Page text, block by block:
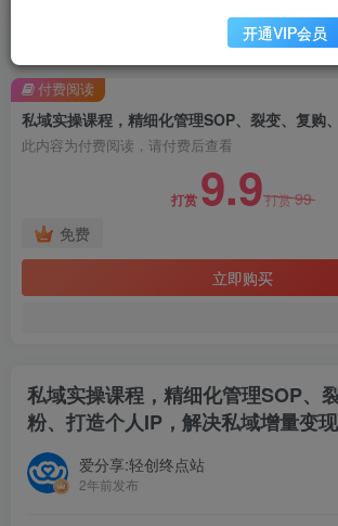
此内容为付费阅读，请付费后查看
打赏 9.9打赏99
免费
立即购买
付费阅读
私域实操课程，精细化管理SOP、
粉、打造个人IP，解决私域增量变
爱分享:轻创终点站
2年前发布
开通VIP会员